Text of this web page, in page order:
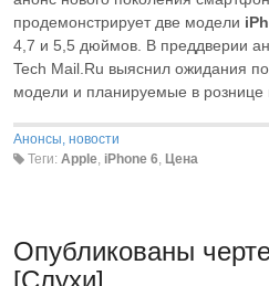
продемонстрирует две модели
4,7 и 5,5 дюймов. В преддверии
Tech Mail.Ru выяснил ожидания
модели и планируемые в рознице
Анонсы, новости
Теги: Apple, iPhone 6, Цена
Опубликованы